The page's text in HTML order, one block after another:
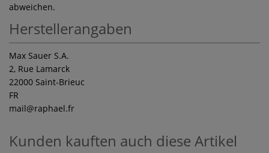
abweichen.
Herstellerangaben
Max Sauer S.A.
2, Rue Lamarck
22000 Saint-Brieuc
FR
mail@raphael.fr
Kunden kauften auch diese Artikel